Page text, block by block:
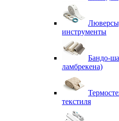
инструменты
Бандо-
ламбрекена)
текстиля